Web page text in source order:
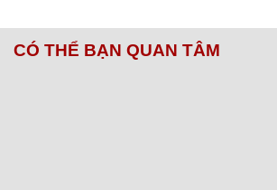
CÓ THỂ BẠN QUAN TÂM